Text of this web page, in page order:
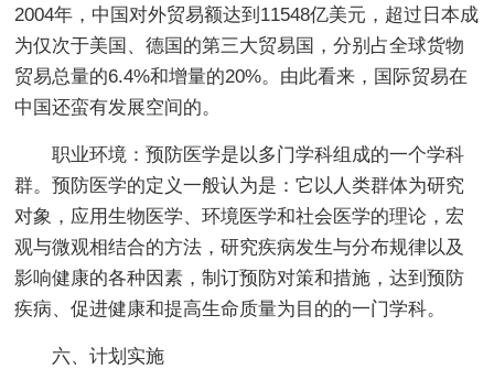
2004年，中国对外贸易额达到11548亿美元，超过日本成
为仅次于美国、德国的第三大贸易国，分别占全球货物
贸易总量的6.4%和增量的20%。由此看来，国际贸易在
中国还蛮有发展空间的。
职业环境：预防医学是以多门学科组成的一个学科
群。预防医学的定义一般认为是：它以人类群体为研究
对象，应用生物医学、环境医学和社会医学的理论，宏
观与微观相结合的方法，研究疾病发生与分布规律以及
影响健康的各种因素，制订预防对策和措施，达到预防
疾病、促进健康和提高生命质量为目的的一门学科。
六、计划实施